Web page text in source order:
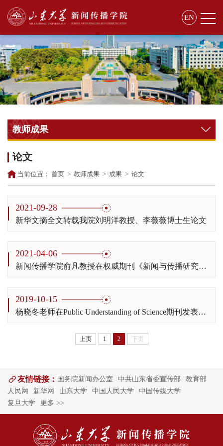
EN
教师成果
论文
当前位置： 首页 > 教师成果 > 成果 > 论文
2021-09-28
新华文摘全文转载我院刘明洋教授、李薇薇博士生论文
2021-04-06
新闻传播学院俞凡教授在权威期刊《新闻与传播研究》发表研究论文
2019-10-15
杨晓冬老师在Public Understanding of Science期刊发表研究论文
上页 1 2 下页
友情链接： 国务院新闻办公室 中共山东省委宣传部
教育部
人民网
新华网 山东大学 中国人民大学
中国传媒大学
复旦大学
更多 >>